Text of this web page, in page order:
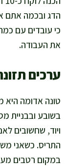
הדג ובכמה אתם
כי עובדים עם
את העבודה.
ערכים
טונה אדומה היא
ויוד, שחשובים
התריס. כשאני
במקום רטבים